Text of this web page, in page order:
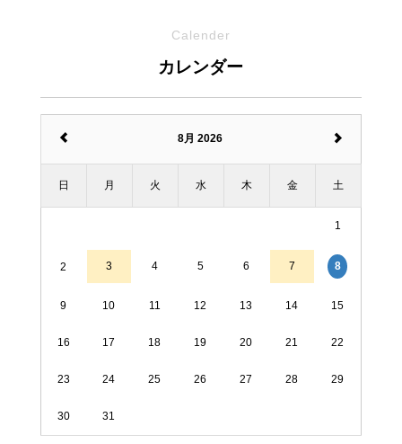
Calender
カレンダー
8月 2026
日 月 火 水 木 金 土
1
2 3 4 5 6 7 8
9 10 11 12 13 14 15
16 17 18 19 20 21 22
23 24 25 26 27 28 29
30 31